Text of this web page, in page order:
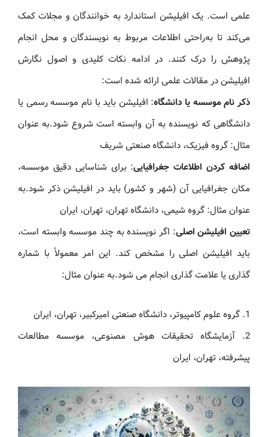
علمی است. یک افیلیشن استاندارد به خوانندگان و مجلات کمک
می‌کند تا به‌راحتی اطلاعات مربوط به نویسندگان و محل انجام
پژوهش را درک کنند. در ادامه نکات کلیدی و اصول نگارش
افیلیشن در مقالات علمی ارائه شده است:
ذکر نام موسسه یا دانشگاه: افیلیشن باید با نام موسسه رسمی یا
دانشگاهی که نویسنده به آن وابسته است شروع شود.به عنوان
مثال: گروه فیزیک، دانشگاه صنعتی شریف
اضافه کردن اطلاعات جغرافیایی: برای شناسایی دقیق موسسه،
مکان جغرافیایی آن (شهر و کشور) باید در افیلیشن ذکر شود.به
عنوان مثال: گروه شیمی، دانشگاه تهران، تهران، ایران
تعیین افیلیشن اصلی: اگر نویسنده به چند موسسه وابسته است،
باید افیلیشن اصلی را مشخص کند. این امر معمولاً با شماره
گذاری یا علامت گذاری انجام می شود.به عنوان مثال:
1. گروه علوم کامپیوتر، دانشگاه صنعتی امیرکبیر، تهران، ایران
2. آزمایشگاه تحقیقات هوش مصنوعی، موسسه مطالعات
پیشرفته، تهران، ایران